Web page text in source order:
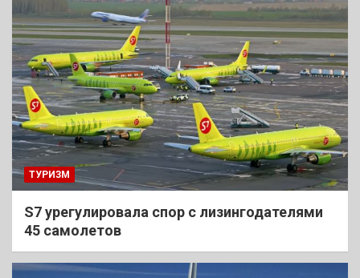
ТУРИЗМ
S7 урегулировала спор с лизингодателями
45 самолетов